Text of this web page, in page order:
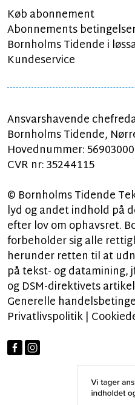
Køb abonnement
Abonnements
Bornholms Tidende i
Kundeservice
Ansvarshavende
Bornholms Tidende,
Hovednummer:
CVR nr: 35244115
© Bornholms Tidende
lyd og andet indhold på
efter lov om ophavsret.
forbeholder sig alle
herunder retten til at
på tekst- og datamining,
og DSM-direktivets
Generelle
Privatlivspolitik|